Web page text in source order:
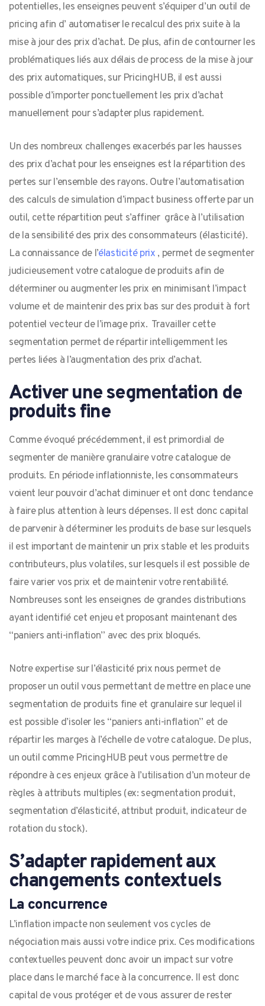
potentielles, les enseignes peuvent s’équiper d’un outil de
pricing afin d’ automatiser le recalcul des prix suite à la
mise à jour des prix d’achat. De plus, afin de contourner les
problématiques liés aux délais de process de la mise à jour
des prix automatiques, sur PricingHUB, il est aussi
possible d’importer ponctuellement les prix d’achat
manuellement pour s’adapter plus rapidement.
Un des nombreux challenges exacerbés par les hausses
des prix d’achat pour les enseignes est la répartition des
pertes sur l’ensemble des rayons. Outre l’automatisation
des calculs de simulation d’impact business offerte par un
outil, cette répartition peut s’affiner grâce à l’utilisation
de la sensibilité des prix des consommateurs (élasticité).
La connaissance de l’élasticité prix , permet de segmenter
judicieusement votre catalogue de produits afin de
déterminer ou augmenter les prix en minimisant l’impact
volume et de maintenir des prix bas sur des produit à fort
potentiel vecteur de l’image prix. Travailler cette
segmentation permet de répartir intelligemment les
pertes liées à l’augmentation des prix d’achat.
Activer une segmentation de
produits fine
Comme évoqué précédemment, il est primordial de
segmenter de manière granulaire votre catalogue de
produits. En période inflationniste, les consommateurs
voient leur pouvoir d’achat diminuer et ont donc tendance
à faire plus attention à leurs dépenses. Il est donc capital
de parvenir à déterminer les produits de base sur lesquels
il est important de maintenir un prix stable et les produits
contributeurs, plus volatiles, sur lesquels il est possible de
faire varier vos prix et de maintenir votre rentabilité.
Nombreuses sont les enseignes de grandes distributions
ayant identifié cet enjeu et proposant maintenant des
“paniers anti-inflation” avec des prix bloqués.
Notre expertise sur l’élasticité prix nous permet de
proposer un outil vous permettant de mettre en place une
segmentation de produits fine et granulaire sur lequel il
est possible d’isoler les “paniers anti-inflation” et de
répartir les marges à l’échelle de votre catalogue. De plus,
un outil comme PricingHUB peut vous permettre de
répondre à ces enjeux grâce à l’utilisation d’un moteur de
règles à attributs multiples (ex: segmentation produit,
segmentation d’élasticité, attribut produit, indicateur de
rotation du stock).
S’adapter rapidement aux
changements contextuels
La concurrence
L’inflation impacte non seulement vos cycles de
négociation mais aussi votre indice prix. Ces modifications
contextuelles peuvent donc avoir un impact sur votre
place dans le marché face à la concurrence. Il est donc
capital de vous protéger et de vous assurer de rester